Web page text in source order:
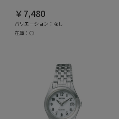
￥7,480
バリエーション：なし
在庫：○